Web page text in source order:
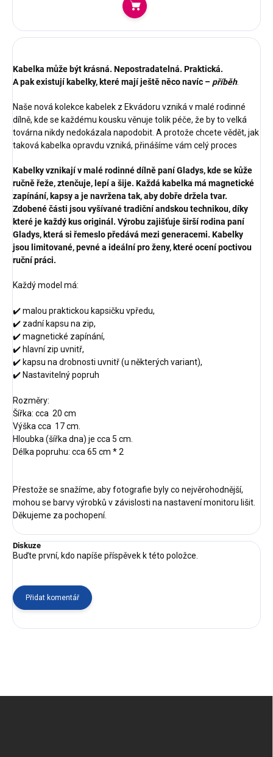
Do košíku
Kabelka může být krásná. Nepostradatelná. Praktická.
A pak existují kabelky, které mají ještě něco navíc –příběh.
Naše nová kolekce kabelek z Ekvádoru vzniká v malé rodinné
dílně, kde se každému kousku věnuje tolik péče, že by to velká
továrna nikdy nedokázala napodobit. A protože chcete vědět, jak
taková kabelka opravdu vzniká, přinášíme vám celý proces
Kabelky vznikají v malé rodinné dílně paní Gladys, kde se kůže
ručně řeže, ztenčuje, lepí a šije. Každá kabelka má magnetické
zapínání, kapsy a je navržena tak, aby dobře držela tvar.
Zdobené části jsou vyšívané tradiční andskou technikou, díky
které je každý kus originál. Výrobu zajišťuje širší rodina paní
Gladys, která si řemeslo předává mezi generacemi. Kabelky
jsou limitované, pevné a ideální pro ženy, které ocení poctivou
ruční práci.
Každý model má:
✔️ malou praktickou kapsičku vpředu,
✔️ zadní kapsu na zip,
✔️ magnetické zapínání,
✔️ hlavní zip uvnitř,
✔️ kapsu na drobnosti uvnitř (u některých variant),
✔️ Nastavitelný popruh
Rozměry:
Šířka: cca 20 cm
Výška cca 17 cm.
Hloubka (šířka dna) je cca 5 cm.
Délka popruhu: cca 65 cm * 2
Přestože se snažíme, aby fotografie byly co nejvěrohodnější,
mohou se barvy výrobků v závislosti na nastavení monitoru lišit.
Děkujeme za pochopení.
Diskuze
Buďte první, kdo napíše příspěvek k této položce.
Přidat komentář